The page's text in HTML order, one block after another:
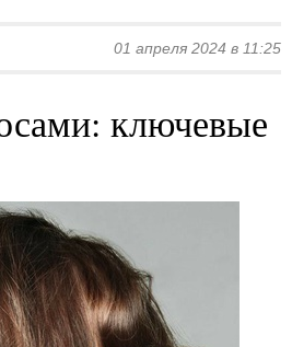
01 апреля 2024 в 11:25
ключевые